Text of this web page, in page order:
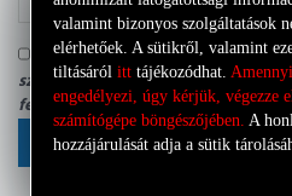
Tudomásul veszem, hogy az
személyes adataimat a saját
feltételei szerint kezelheti.
FELIRATKOZÁS
valamint bizonyos szolgáltatások
elérhetőek. A sütikről, valamint
tiltásáról itt tájékozódhat.
engedélyezi, úgy kérjük, végezze
számítógépe böngészőjében. A
hozzájárulását adja a sütik